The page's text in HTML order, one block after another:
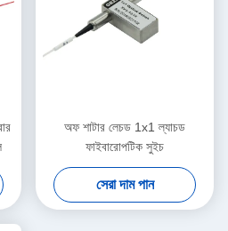
অফ শাটার লেচড 1x1 ল্যাচড
ফাইবারোপটিক সুইচ
সেরা দাম পান